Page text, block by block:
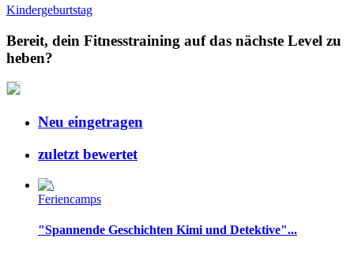
Kindergeburtstag
Bereit, dein Fitnesstraining auf das nächste Level zu
heben?
Neu eingetragen
zuletzt bewertet
Feriencamps
"Spannende Geschichten Kimi und Detektive"...